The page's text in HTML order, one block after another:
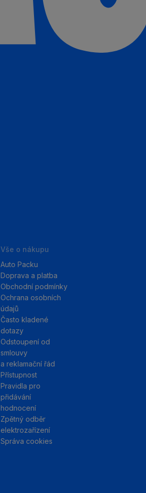
Vše o nákupu
Auto Packu
Doprava a platba
Obchodní podmínky
Ochrana osobních
údajů
Často kladené
dotazy
Odstoupení od
smlouvy
a reklamační řád
Přístupnost
Pravidla pro
přidávání
hodnocení
Zpětný odběr
elektrozařízení
Správa cookies